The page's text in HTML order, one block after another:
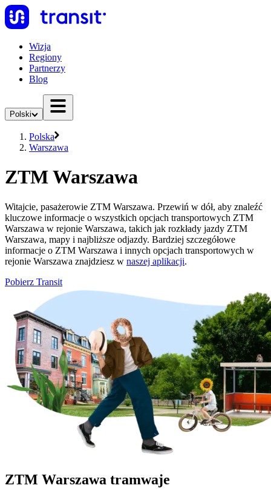
Wizja
Regiony
Partnerzy
Blog
Polski
Polska
Warszawa
ZTM Warszawa
Witajcie, pasażerowie ZTM Warszawa. Przewiń w dół, aby znaleźć
kluczowe informacje o wszystkich opcjach transportowych ZTM
Warszawa w rejonie Warszawa, takich jak rozkłady jazdy ZTM
Warszawa, mapy i najbliższe odjazdy. Bardziej szczegółowe
informacje o ZTM Warszawa i innych opcjach transportowych w
rejonie Warszawa znajdziesz w naszej aplikacji.
Pobierz Transit
ZTM Warszawa tramwaje